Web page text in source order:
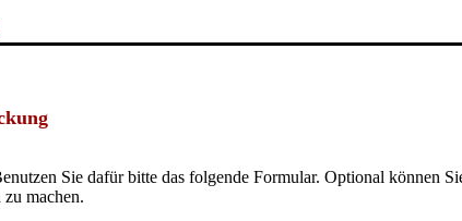
Sie dafür bitte das folgende Formular. Optional können
machen.